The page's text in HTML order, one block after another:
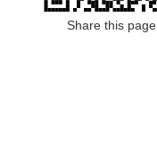
Share this page